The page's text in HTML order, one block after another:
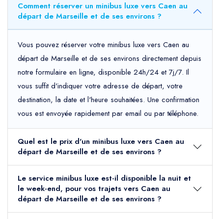
Comment réserver un minibus luxe vers Caen au
départ de Marseille et de ses environs ?
Vous pouvez réserver votre minibus luxe vers Caen au
départ de Marseille et de ses environs directement depuis
notre formulaire en ligne, disponible 24h/24 et 7j/7. Il
vous suffit d'indiquer votre adresse de départ, votre
destination, la date et l'heure souhaitées. Une confirmation
vous est envoyée rapidement par email ou par téléphone.
Quel est le prix d'un minibus luxe vers Caen au
départ de Marseille et de ses environs ?
Le service minibus luxe est-il disponible la nuit et
le week-end, pour vos trajets vers Caen au
départ de Marseille et de ses environs ?